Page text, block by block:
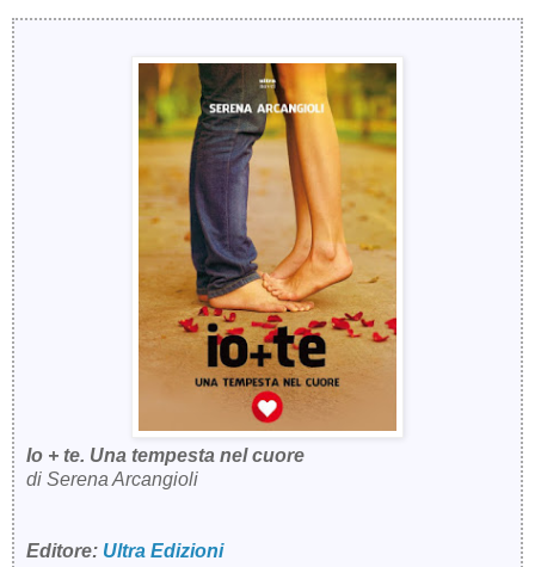
Io + te. Una tempesta nel cuore
di Serena Arcangioli
Editore: Ultra Edizioni